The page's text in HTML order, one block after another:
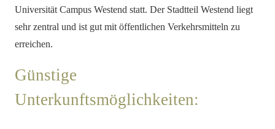
Universität Campus Westend statt. Der Stadtteil Westend liegt
sehr zentral und ist gut mit öffentlichen Verkehrsmitteln zu
erreichen.
Günstige
Unterkunftsmöglichkeiten: